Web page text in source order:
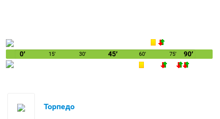
0′ 15′ 30′ 45′ 60′ 75′ 90′
Торпедо